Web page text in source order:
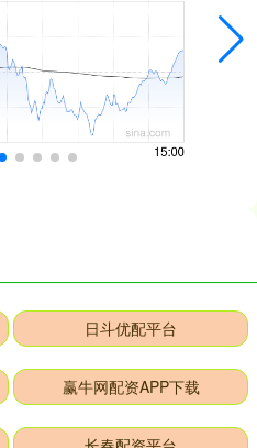
日斗优配平台
赢牛网配资APP下载